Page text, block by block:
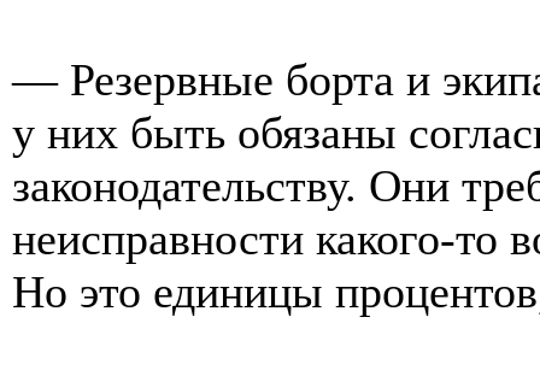
— Резервные борта и
у них быть обязаны
законодательству. Они
неисправности какого-то
Но это единицы